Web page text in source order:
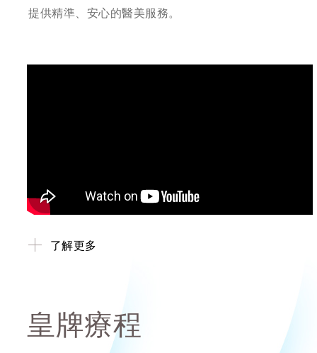
提供精準、安心的醫美服務。
了解更多
皇牌療程